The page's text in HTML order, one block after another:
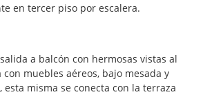
en tercer piso por escalera.
a balcón con hermosas vistas al
muebles aéreos, bajo mesada y
esta misma se conecta con la terraza